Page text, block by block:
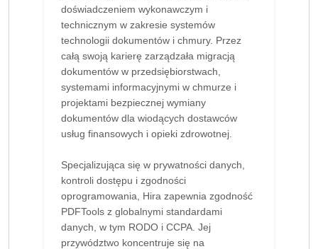
doświadczeniem wykonawczym i
technicznym w zakresie systemów
technologii dokumentów i chmury. Przez
całą swoją karierę zarządzała migracją
dokumentów w przedsiębiorstwach,
systemami informacyjnymi w chmurze i
projektami bezpiecznej wymiany
dokumentów dla wiodących dostawców
usług finansowych i opieki zdrowotnej.
Specjalizująca się w prywatności danych,
kontroli dostępu i zgodności
oprogramowania, Hira zapewnia zgodność
PDFTools z globalnymi standardami
danych, w tym RODO i CCPA. Jej
przywództwo koncentruje się na